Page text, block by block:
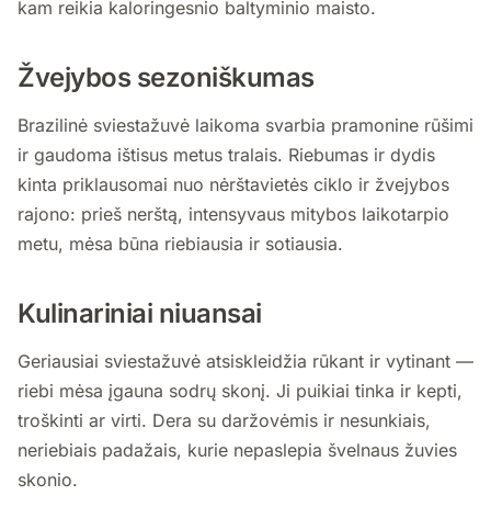
kam reikia kaloringesnio baltyminio maisto.
Žvejybos sezoniškumas
Brazilinė sviestažuvė laikoma svarbia pramonine rūšimi
ir gaudoma ištisus metus tralais. Riebumas ir dydis
kinta priklausomai nuo nėrštavietės ciklo ir žvejybos
rajono: prieš nerštą, intensyvaus mitybos laikotarpio
metu, mėsa būna riebiausia ir sotiausia.
Kulinariniai niuansai
Geriausiai sviestažuvė atsiskleidžia rūkant ir vytinant —
riebi mėsa įgauna sodrų skonį. Ji puikiai tinka ir kepti,
troškinti ar virti. Dera su daržovėmis ir nesunkiais,
neriebiais padažais, kurie nepaslepia švelnaus žuvies
skonio.